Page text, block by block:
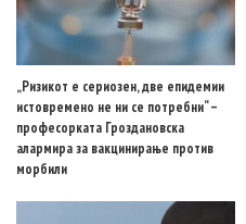
„Ризикот е сериозен, две епидемии
истовремено не ни се потребни“ –
професорката Гроздановска
алармира за вакцинирање против
морбили